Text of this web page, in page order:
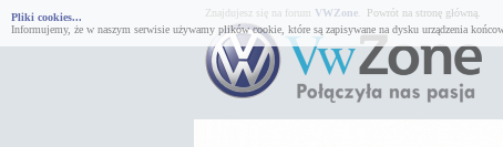
Pliki cookies...
Informujemy, że w naszym serwisie używamy plików cookie, które są zapisywane na dysku urządzenia
Znajdujesz się na forum VWZone. Powrót na stronę główną.